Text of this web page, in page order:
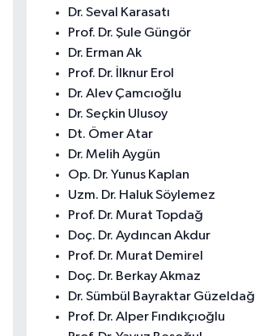
Dr. Seval Karasatı
Prof. Dr. Şule Güngör
Dr. Erman Ak
Prof. Dr. İlknur Erol
Dr. Alev Çamcıoğlu
Dr. Seçkin Ulusoy
Dt. Ömer Atar
Dr. Melih Aygün
Op. Dr. Yunus Kaplan
Uzm. Dr. Haluk Söylemez
Prof. Dr. Murat Topdağ
Doç. Dr. Aydıncan Akdur
Prof. Dr. Murat Demirel
Doç. Dr. Berkay Akmaz
Dr. Sümbül Bayraktar Güzeldağ
Prof. Dr. Alper Fındıkçıoğlu